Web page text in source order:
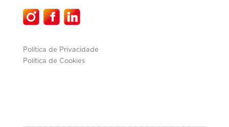
Política de Privacidade
Política de Cookies